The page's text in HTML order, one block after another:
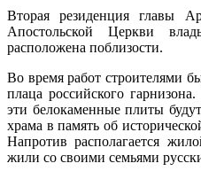
Вторая резиденция главы
Апостольской Церкви
расположена поблизости.
Во время работ строителями
плаца российского
эти белокаменные плиты
храма в память об
Напротив располагается
жили со своими семьями